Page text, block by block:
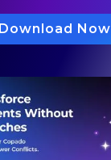
Download Now